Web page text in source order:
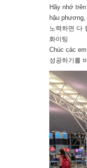
Hãy nhớ
hậu
노력하면 다
화이팅
Chúc các
성공하기를